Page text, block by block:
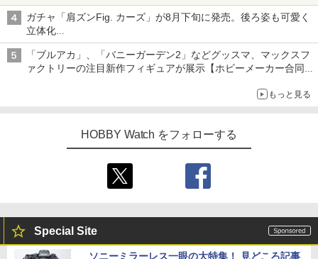
子どもが楽しめるかっぱ寿司ならではの体験とコラボの楽しさを
追求
ガチャ「肩ズンFig. カーズ」が8月下旬に発売。後ろ姿も可愛く
立体化
ライトニング・マックィーンやメーターなど4種がラインナップ
「ブルアカ」、「バニーガーデン2」などグッスマ、マックスフ
ァクトリーの注目新作フィギュアが展示【ホビーメーカー合同展
もっと見る
HOBBY Watch をフォローする
Special Site
ソニーミラーレス一眼の大特集！ 見どころ記事